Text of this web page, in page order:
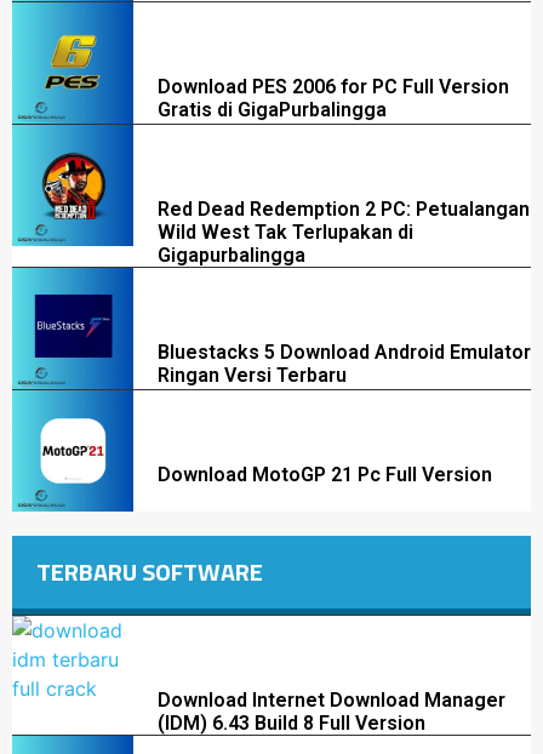
Download PES 2006 for PC Full Version
Gratis di GigaPurbalingga
Red Dead Redemption 2 PC: Petualangan
Wild West Tak Terlupakan di
Gigapurbalingga
Bluestacks 5 Download Android Emulator
Ringan Versi Terbaru
Download MotoGP 21 Pc Full Version
TERBARU SOFTWARE
Download Internet Download Manager
(IDM) 6.43 Build 8 Full Version